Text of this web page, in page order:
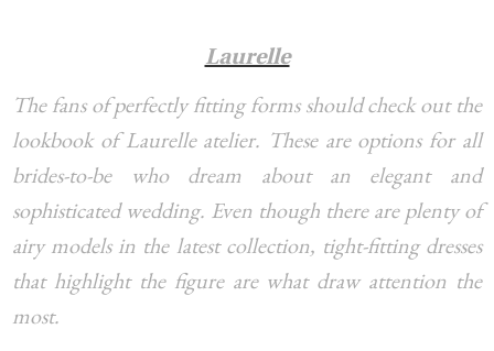
Laurelle
The fans of perfectly fitting forms should check out the
lookbook of Laurelle atelier. These are options for all
brides-to-be who dream about an elegant and
sophisticated wedding. Even though there are plenty of
airy models in the latest collection, tight-fitting dresses
that highlight the figure are what draw attention the
most.